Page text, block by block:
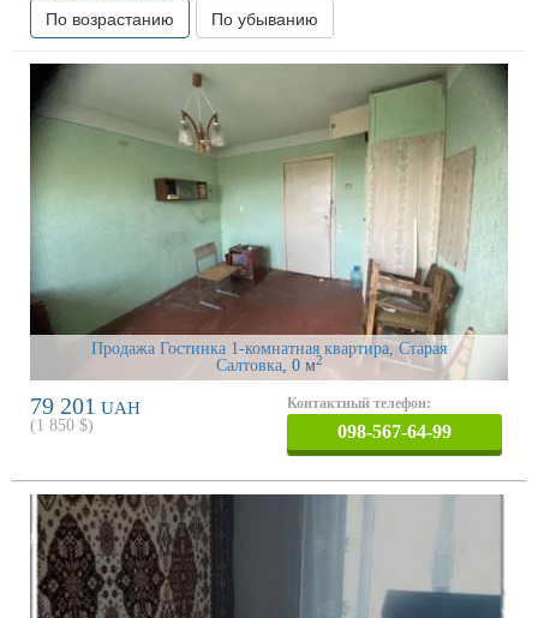
По возрастанию По убыванию
Продажа Гостинка 1-комнатная квартира, Старая
Салтовка, 0 м2
79 201 UAH
(1 850 $)
Контактный телефон:
098-567-64-99